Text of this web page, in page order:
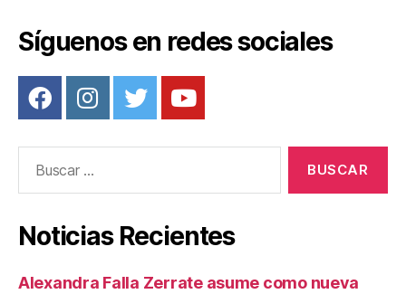
k
Síguenos en redes sociales
Noticias Recientes
Alexandra Falla Zerrate asume como nueva